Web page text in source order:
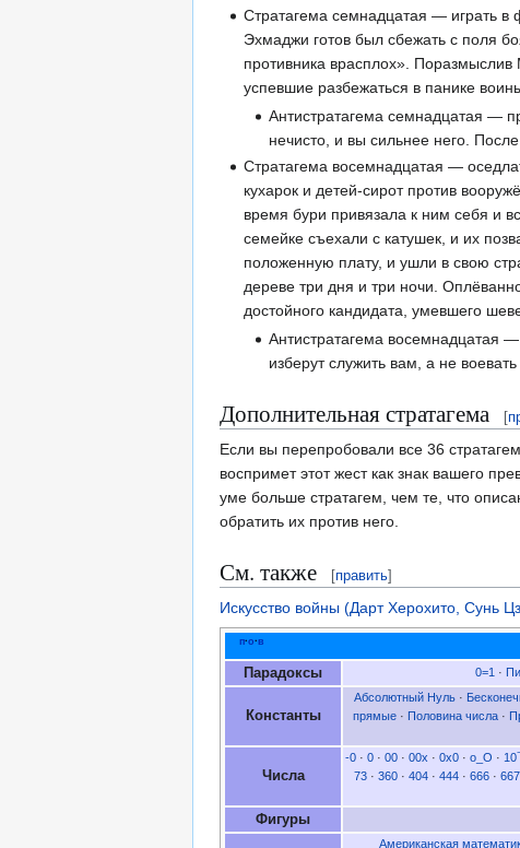
Стратагема семнадцатая — играть в
Эхмаджи готов был сбежать с поля
противника врасплох».
успевшие разбежаться в панике
Антистратагема семнадцатая —
нечисто, и вы сильнее него.
Стратагема восемнадцатая —
кухарок и детей-сирот против
время бури привязала к ним себя и
семейке съехали с катушек, и их
положенную плату, и ушли в свою
дереве три дня и три ночи.
достойного кандидата, умевшего
Антистратагема восемнадцатая
изберут служить вам, а не
Дополнительная стратагема [
Если вы перепробовали все 36
воспримет этот жест как знак вашего
уме больше стратагем, чем те, что
обратить их против него.
См. также [править]
Искусство войны (Дарт Херохито, Сунь
п·о·в
Парадоксы 0=1 ·
Константы
Абсолютный Нуль ·
прямые· Половина числа·
Числа
-0 · 0 · 00 · 00x · 0x0 · o_O · 10
73· 360· 404· 444· 666· 667
Фигуры
Американская